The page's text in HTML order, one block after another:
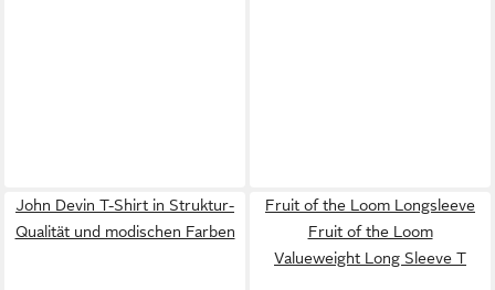
John Devin T-Shirt in Struktur-
Qualität und modischen Farben
Fruit of the Loom Longsleeve
Fruit of the Loom
Valueweight Long Sleeve T